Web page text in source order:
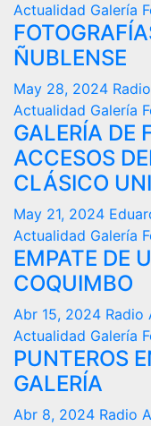
Actualidad Galería
ÑUBLENSE
May 28, 2024
Actualidad Galería
GALERÍA DE
ACCESOS
CLÁSICO
May 21, 2024
Actualidad Galería
EMPATE DE
COQUIMBO
Abr 15, 2024 Radio
Actualidad Galería
PUNTEROS
GALERÍA
Abr 8, 2024 Radio